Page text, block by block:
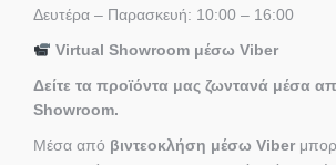
Δευτέρα – Παρασκευή: 10:00 – 16:00
Virtual Showroom μέσω Viber
Δείτε τα προϊόντα μας ζωντανά μέσα
Showroom.
Μέσα από βιντεοκλήση μέσω Viber